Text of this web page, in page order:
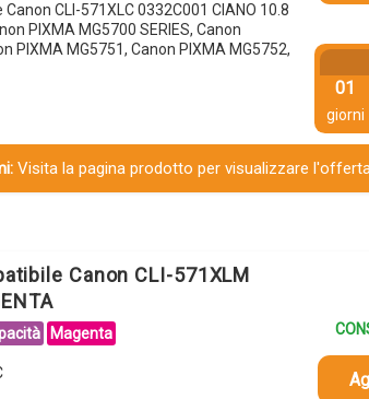
CLI-571XLC 0332C001 CIANO 10.8
PIXMA MG5700 SERIES, Canon
PIXMA MG5751, Canon PIXMA MG5752,
01
giorni
Visita la pagina prodotto per visualizzare
Canon CLI-571XLM
Magenta